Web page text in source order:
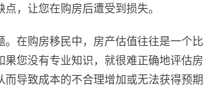
，让您在购房后遭受到损失。
。在购房移民中，房产估值往往是一个比
果您没有专业知识，就很难正确地评估房
而导致成本的不合理增加或无法获得预期